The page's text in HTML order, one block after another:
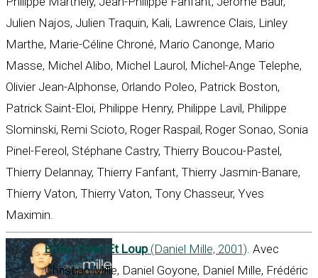
Julien Najos, Julien Traquin, Kali, Lawrence Clais, Linley
Marthe, Marie-Céline Chroné, Mario Canonge, Mario
Masse, Michel Alibo, Michel Laurol, Michel-Ange Telephe,
Olivier Jean-Alphonse, Orlando Poleo, Patrick Boston,
Patrick Saint-Eloi, Philippe Henry, Philippe Lavil, Philippe
Slominski, Remi Scioto, Roger Raspail, Roger Sonao, Sonia
Pinel-Fereol, Stéphane Castry, Thierry Boucou-Pastel,
Thierry Delannay, Thierry Fanfant, Thierry Jasmin-Banare,
Thierry Vaton, Thierry Vaton, Tony Chasseur, Yves
Maximin.
Entre Chien Et Loup(Daniel Mille, 2001). Avec
Christian Mille, Daniel Goyone, Daniel Mille, Frédéric